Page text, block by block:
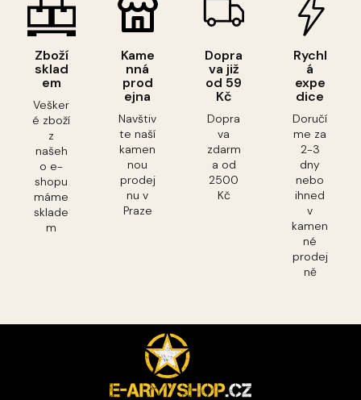
Zboží
sklad
em
Vešker
é zboží
z
našeh
o e-
shopu
máme
sklade
m
Kame
nná
prod
ejna
Navštiv
te naší
kamen
nou
prodej
nu v
Praze
Dopra
va již
od 59
Kč
Dopra
va
zdarm
a od
2500
Kč
Rychl
á
expe
dice
Doručí
me za
2-3
dny
nebo
ihned
v
kamen
né
prodej
ně